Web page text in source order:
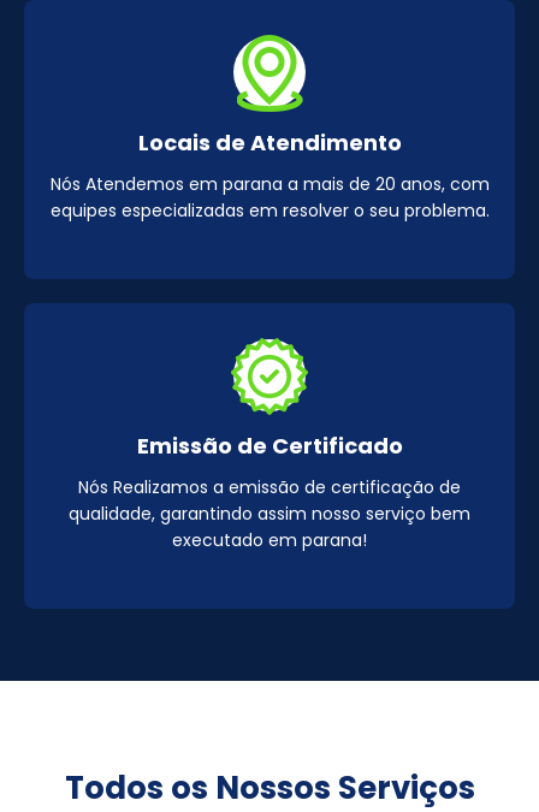
Locais de Atendimento
Nós Atendemos em parana a mais de 20 anos, com
equipes especializadas em resolver o seu problema.
Emissão de Certificado
Nós Realizamos a emissão de certificação de
qualidade, garantindo assim nosso serviço bem
executado em parana!
Todos os Nossos Serviços